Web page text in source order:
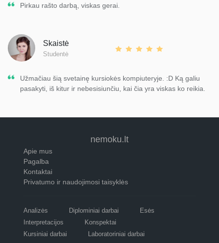
Pirkau rašto darbą, viskas gerai.
Skaistė
Studentė
Užmačiau šią svetainę kursiokės kompiuteryje. :D Ką galiu
pasakyti, iš kitur ir nebesisiunčiu, kai čia yra viskas ko reikia.
nemoku.lt
Apie mus
Pagalba
Kontaktai
Privatumo ir naudojimosi taisyklės
Analizės Diplominiai darbai
Esės
Interpretacijos
Konspektai
Kursiniai darbai
Laboratoriniai darbai